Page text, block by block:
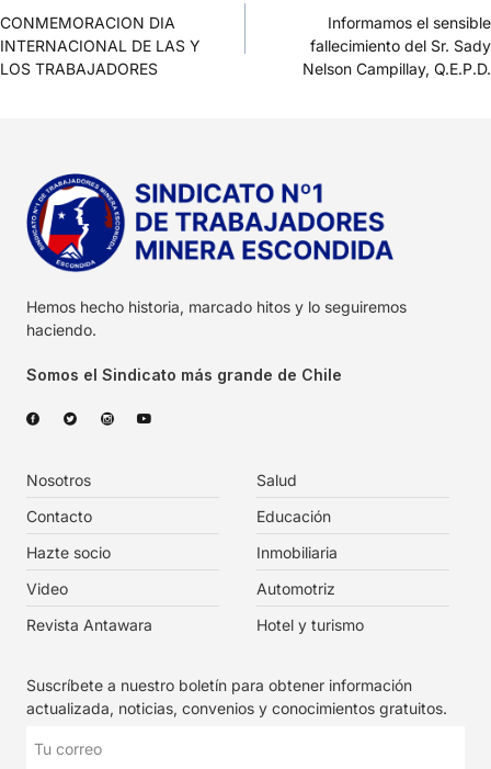
CONMEMORACION DIA
INTERNACIONAL DE LAS Y
LOS TRABAJADORES
Informamos el sensible
fallecimiento del Sr. Sady
Nelson Campillay, Q.E.P.D.
Hemos hecho historia, marcado hitos y lo seguiremos
haciendo.
Somos el Sindicato más grande de Chile
Nosotros
Contacto
Hazte socio
Video
Revista Antawara
Salud
Educación
Inmobiliaria
Automotriz
Hotel y turismo
Suscríbete a nuestro boletín para obtener información
actualizada, noticias, convenios y conocimientos gratuitos.